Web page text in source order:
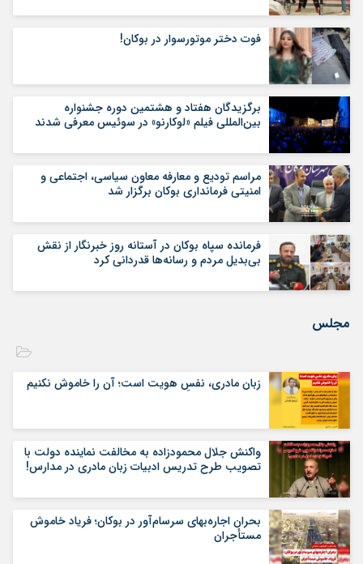
فوت دختر موتورسوار در بوکان!
برگزیدگان هفتاد و هشتمین دوره جشنواره
بین‌المللی فیلم «لوکارنو» در سوئیس معرفی شدند
مراسم تودیع و معارفه معاون سیاسی، اجتماعی و
امنیتی فرمانداری بوکان برگزار شد
فرمانده سپاه بوکان در آستانه روز خبرنگار از نقش
بی‌بدیل مردم و رسانه‌ها قدردانی کرد
مجلس
زبان مادری، نفسِ هویت است؛ آن را خاموش نکنیم
واکنش جلال محمودزاده به مخالفت نماینده دولت با
تصویب طرح تدریس ادبیات زبان مادری در مدارس!
بحران اجاره‌بهای سرسام‌آور در بوکان؛ فریاد خاموش
مستأجران